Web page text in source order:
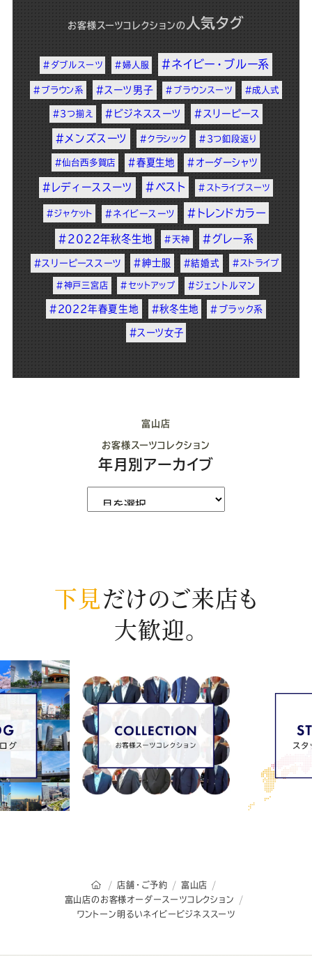
お客様スーツコレクションの 人気タグ
#ダブルスーツ #婦人服 #ネイビー・ブルー系
#ブラウン系 #スーツ男子 #ブラウンスーツ #成人式
#3つ揃え #ビジネススーツ #スリーピース
#メンズスーツ #クラシック #3つ釦段返り
#仙台西多賀店 #春夏生地 #オーダーシャツ
#レディーススーツ #ベスト #ストライプスーツ
#ジャケット #ネイビースーツ #トレンドカラー
#2022年秋冬生地 #天神 #グレー系
#スリーピーススーツ #紳士服 #結婚式 #ストライプ
#神戸三宮店 #セットアップ #ジェントルマン
#2022年春夏生地 #秋冬生地 #ブラック系
#スーツ女子
富山店
お客様スーツコレクション
年月別アーカイブ
下見だけのご来店も
大歓迎。
オーダースーツSADAのトップページ
店舗・ご予約
富山店
富山店のお客様オーダースーツコレクション
ワントーン明るいネイビービジネススーツ